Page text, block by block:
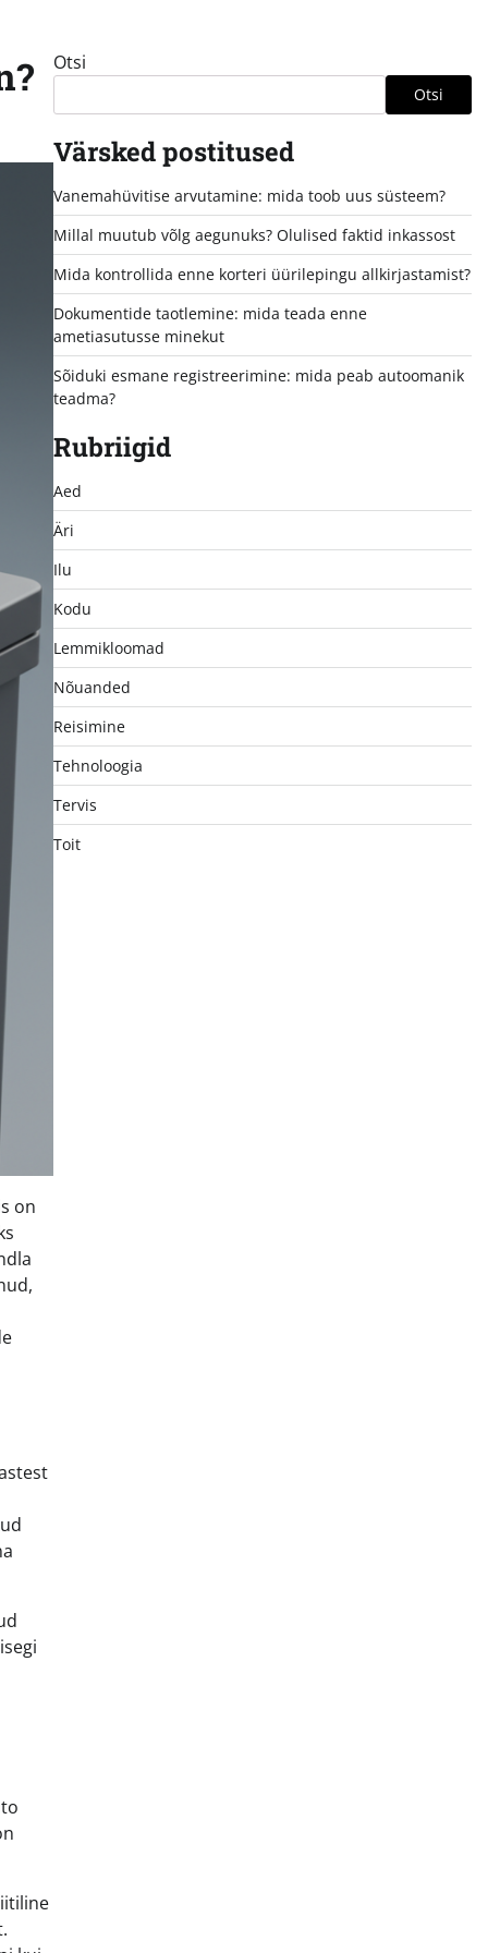
on
Otsi
Otsi
Värsked postitused
Vanemahüvitise arvutamine: mida toob uus süsteem?
Millal muutub võlg aegunuks? Olulised faktid inkassost
Mida kontrollida enne korteri üürilepingu allkirjastamist?
Dokumentide taotlemine: mida teada enne
ametiasutusse minekut
Sõiduki esmane registreerimine: mida peab autoomanik
teadma?
Rubriigid
Aed
Äri
Ilu
Kodu
Lemmikloomad
Nõuanded
Reisimine
Tehnoloogia
Tervis
Toit